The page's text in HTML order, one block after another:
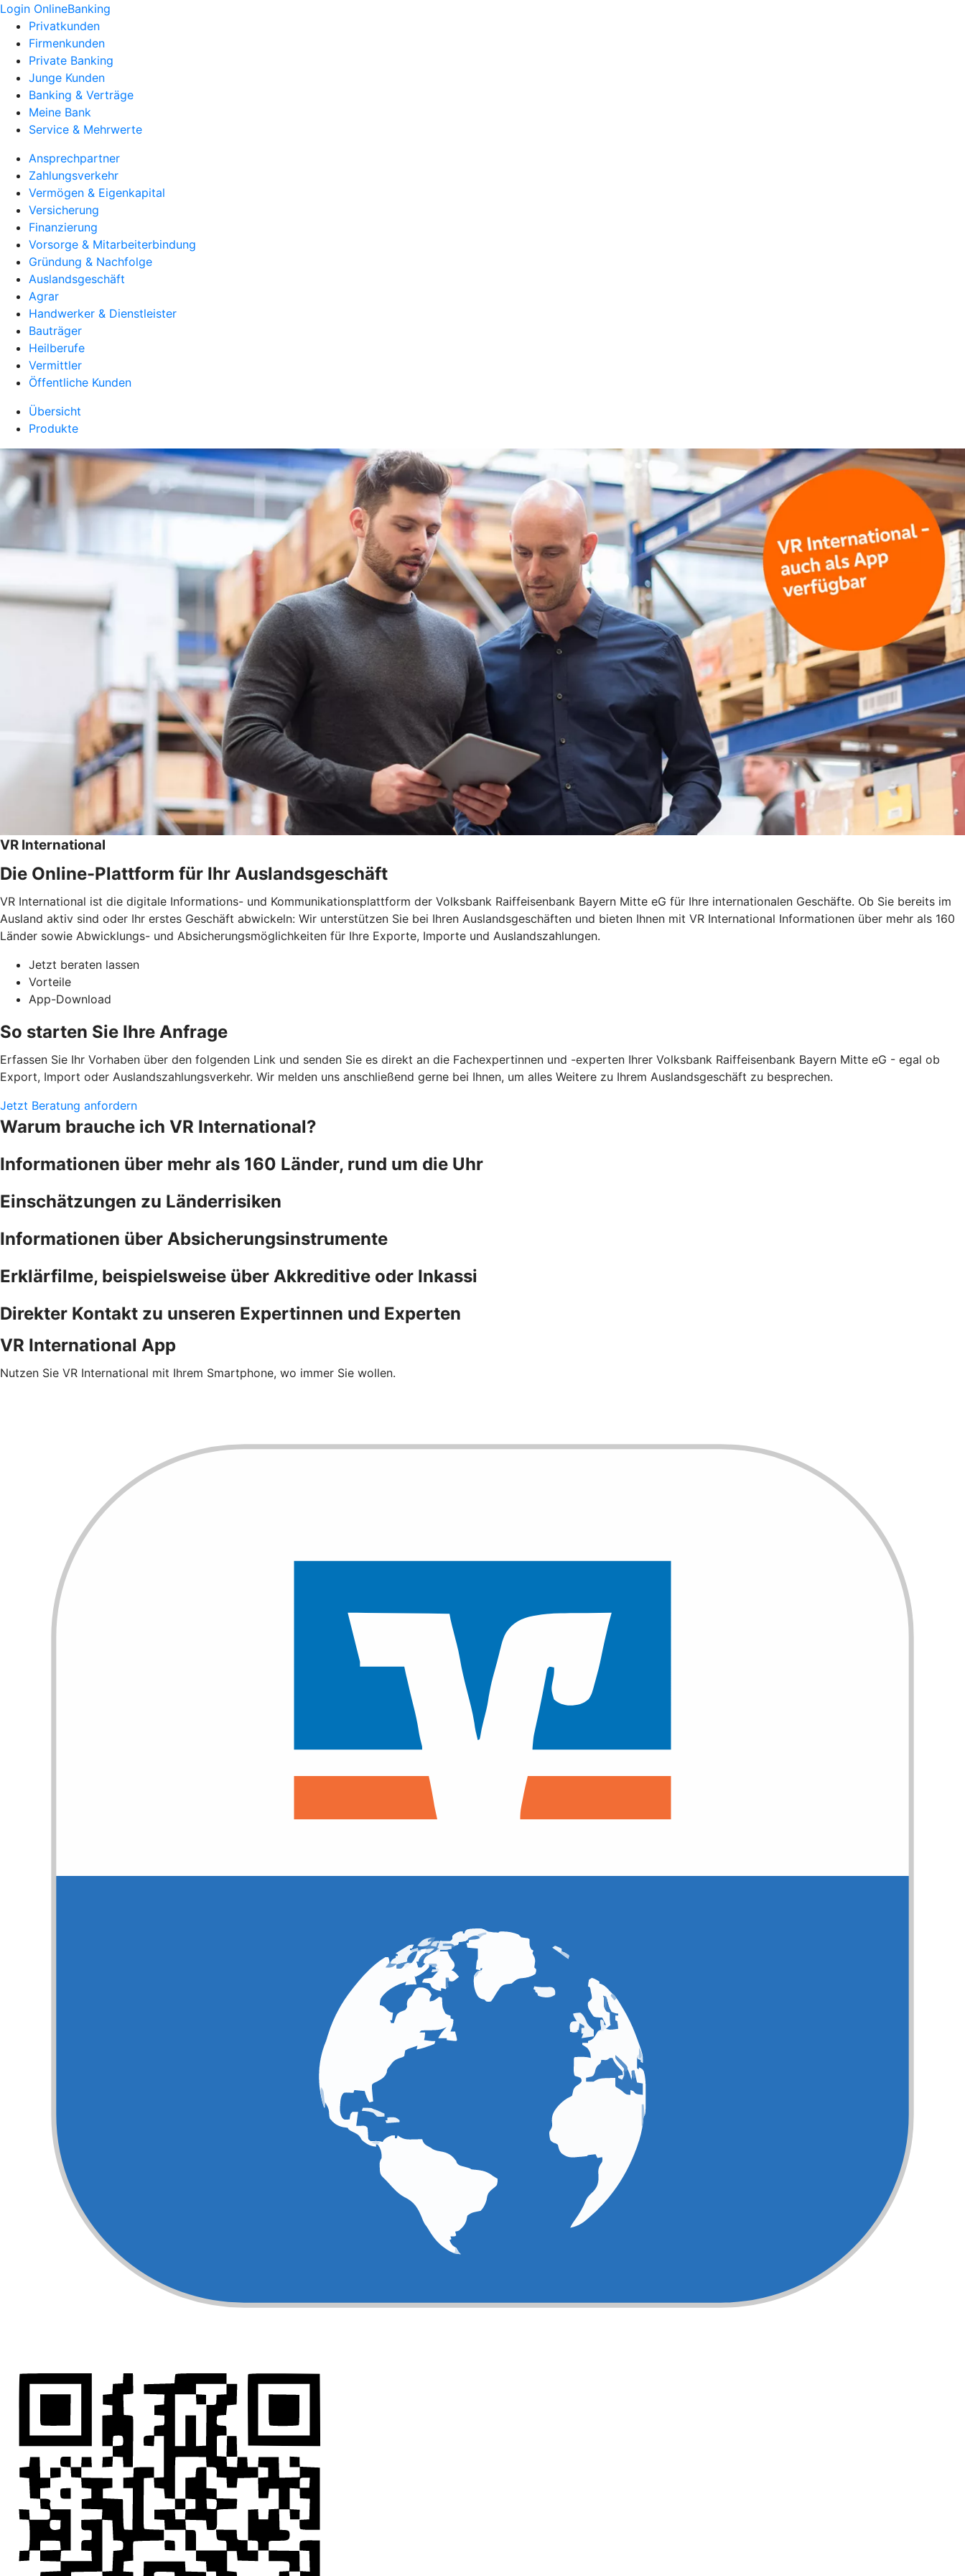
Login OnlineBanking
Privatkunden
Firmenkunden
Private Banking
Junge Kunden
Banking & Verträge
Meine Bank
Service & Mehrwerte
Ansprechpartner
Zahlungsverkehr
Vermögen & Eigenkapital
Versicherung
Finanzierung
Vorsorge & Mitarbeiterbindung
Gründung & Nachfolge
Auslandsgeschäft
Agrar
Handwerker & Dienstleister
Bauträger
Heilberufe
Vermittler
Öffentliche Kunden
Übersicht
Produkte
VR International
Die Online-Plattform für Ihr Auslandsgeschäft
VR International ist die digitale Informations- und Kommunikationsplattform der Volksbank Raiffeisenbank Bayern Mitte eG für Ihre internationalen Geschäfte. Ob Sie bereits im
Ausland aktiv sind oder Ihr erstes Geschäft abwickeln: Wir unterstützen Sie bei Ihren Auslandsgeschäften und bieten Ihnen mit VR International Informationen über mehr als 160
Länder sowie Abwicklungs- und Absicherungsmöglichkeiten für Ihre Exporte, Importe und Auslandszahlungen.
Jetzt beraten lassen
Vorteile
App-Download
So starten Sie Ihre Anfrage
Erfassen Sie Ihr Vorhaben über den folgenden Link und senden Sie es direkt an die Fachexpertinnen und -experten Ihrer Volksbank Raiffeisenbank Bayern Mitte eG - egal ob
Export, Import oder Auslandszahlungsverkehr. Wir melden uns anschließend gerne bei Ihnen, um alles Weitere zu Ihrem Auslandsgeschäft zu besprechen.
Jetzt Beratung anfordern
Warum brauche ich VR International?
Informationen über mehr als 160 Länder, rund um die Uhr
Einschätzungen zu Länderrisiken
Informationen über Absicherungsinstrumente
Erklärfilme, beispielsweise über Akkreditive oder Inkassi
Direkter Kontakt zu unseren Expertinnen und Experten
VR International App
Nutzen Sie VR International mit Ihrem Smartphone, wo immer Sie wollen.